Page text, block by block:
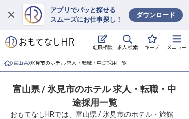
アプリでパッと探せる
スムーズにお仕事探し！
ダウンロード
転職相談 求人検索 キープ メニュー
ログイン
求人・施設を探す
就職・転職 合同説明会
富山県 氷見市のホテル 求人・転職・中途採用一覧
富山県 / 氷見市のホテル 求人・転職・中
途採用一覧
おもてなしHRでは、富山県 / 氷見市のホテル・旅館